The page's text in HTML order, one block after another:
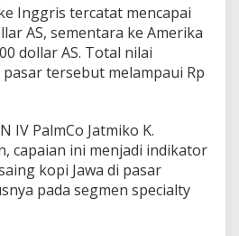
g
G
l
o
b
E
k
s
p
Inggris tercatat mencapai
AS, sementara ke Amerika
dollar AS. Total nilai
tersebut melampaui Rp
IV PalmCo Jatmiko K.
capaian ini menjadi indikator
kopi Jawa di pasar
pada segmen specialty